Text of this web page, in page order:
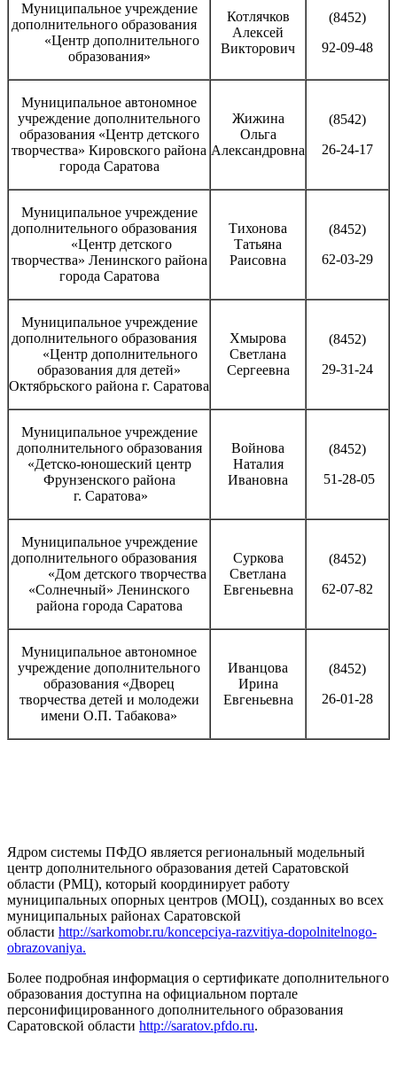
Муниципальное учреждение
дополнительного образования
«Центр дополнительного
образования»
Котлячков
Алексей
Викторович
(8452)
92-09-48
Муниципальное автономное
учреждение дополнительного
образования «Центр детского
творчества» Кировского района
города Саратова
Жижина
Ольга
Александровна
(8542)
26-24-17
Муниципальное учреждение
дополнительного образования
«Центр детского
творчества» Ленинского района
города Саратова
Тихонова
Татьяна
Раисовна
(8452)
62-03-29
Муниципальное учреждение
дополнительного образования
«Центр дополнительного
образования для детей»
Октябрьского района г. Саратова
Хмырова
Светлана
Сергеевна
(8452)
29-31-24
Муниципальное учреждение
дополнительного образования
«Детско-юношеский центр
Фрунзенского района
г. Саратова»
Войнова
Наталия
Ивановна
(8452)
51-28-05
Муниципальное учреждение
дополнительного образования
«Дом детского творчества
«Солнечный» Ленинского
района города Саратова
Суркова
Светлана
Евгеньевна
(8452)
62-07-82
Муниципальное автономное
учреждение дополнительного
образования «Дворец
творчества детей и молодежи
имени О.П. Табакова»
Иванцова
Ирина
Евгеньевна
(8452)
26-01-28
Ядром системы ПФДО является региональный модельный
центр дополнительного образования детей Саратовской
области (РМЦ), который координирует работу
муниципальных опорных центров (МОЦ), созданных во всех
муниципальных районах Саратовской
области http://sarkomobr.ru/koncepciya-razvitiya-dopolnitelnogo-
obrazovaniya.
Более подробная информация о сертификате дополнительного
образования доступна на официальном портале
персонифицированного дополнительного образования
Саратовской области http://saratov.pfdo.ru.